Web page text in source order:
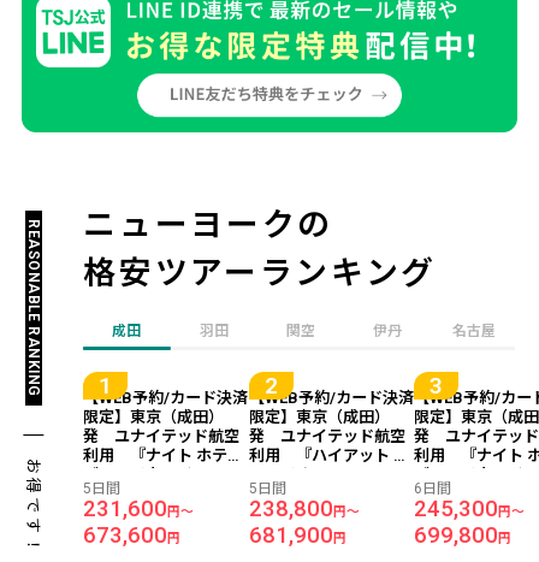
ニューヨークの
格安ツアーランキング
REASONABLE RANKING
お得です！
成田 羽田 関空 伊丹 名古屋
【WEB予約/カード決済
限定】東京（成田）
発 ユナイテッド航空
利用 『ナイト ホテル
ヨークシティ』指定
＜ニューヨーク＞ 5日
間
5日間
231,600円～
673,600円
【WEB予約/カード決済
限定】東京（成田）
発 ユナイテッド航空
利用 『ハイアット グ
ーヨーク（旧：グラン
ド ハイアット ニューヨ
ーク）』指定 ＜ニュ
ーヨーク＞ 5日間
5日間
238,800 円～
681,900 円
【WEB予約/カー
限定】東京（成
発 ユナイテッ
利用 『ナイト
ヨークシティ
＜ニューヨーク
間
6日間
245,300円～
699,800円